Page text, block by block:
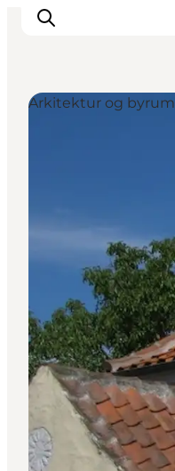
Overnatting
Planlegg reisen
Arkitektur og byrum